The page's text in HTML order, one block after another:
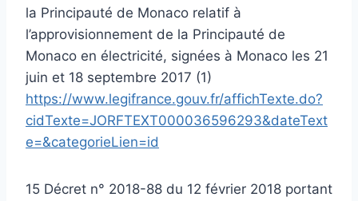
la Principauté de Monaco relatif à
l’approvisionnement de la Principauté de
Monaco en électricité, signées à Monaco les 21
juin et 18 septembre 2017 (1)
https://www.legifrance.gouv.fr/affichTexte.do?
cidTexte=JORFTEXT000036596293&dateText
e=&categorieLien=id
15 Décret n° 2018-88 du 12 février 2018 portant